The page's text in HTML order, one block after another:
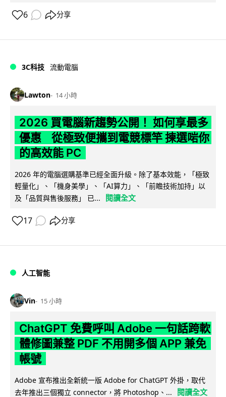
6 分享
3C科技 流動電腦
Lawton 14 小時
2026 買電腦新趨勢公開！ 如何享最多
優惠 從極致便攜到電競標竿 揀選啱你
的高效能 PC
2026 年的電腦選購基準已經全面升級。除了基本效能，「極致
輕量化」、「機身美學」、「AI算力」、「前瞻技術加持」以
及「品質與售後服務」 已...
閱讀全文
17 分享
人工智能
Vin 15 小時
ChatGPT 免費呼叫 Adobe 一句話跨軟
體修圖兼整 PDF 不用開多個 APP 兼免
帳號
Adobe 宣布推出全新統一版 Adobe for ChatGPT 外掛，取代
去年推出三個獨立 connector，將 Photoshop、...
閱讀全文